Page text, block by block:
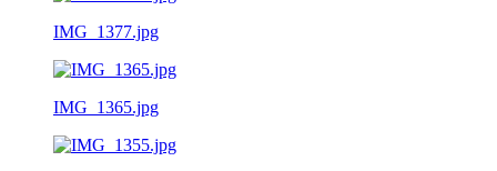
IMG_1377.jpg
IMG_1365.jpg